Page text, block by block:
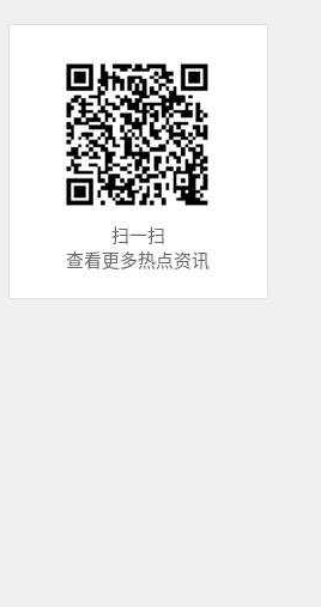
扫一扫
查看更多热点资讯